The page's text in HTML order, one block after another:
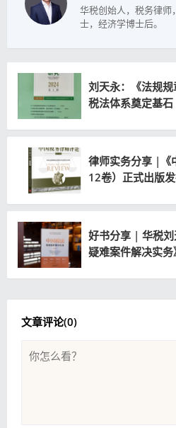
华税创始人，税务律师
士，经济学博士后。
刘天永：《法规
税法体系奠定基石
律师实务分享 |《
12卷）正式出版
好书分享 | 华税
疑难案件解决实务
文章评论(0)